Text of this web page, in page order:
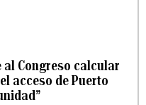
al Congreso calcular
acceso de Puerto